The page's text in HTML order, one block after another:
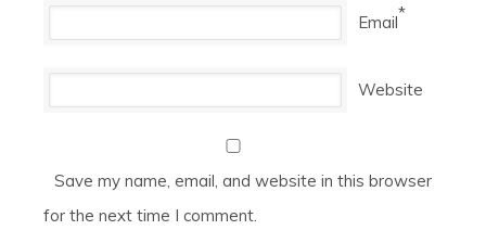
Email*
Website
Save my name, email, and website in this browser
for the next time I comment.